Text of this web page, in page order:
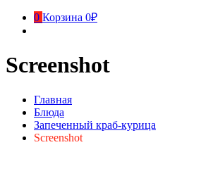
0 Корзина 0₽
Screenshot
Главная
Блюда
Запеченный краб-курица
Screenshot